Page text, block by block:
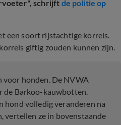
schrijft de politie op
een soort rijstachtige korrels.
giftig zouden kunnen zijn.
voor honden. De NVWA
de Barkoo-kauwbotten.
hond volledig veranderen na
vertellen ze in bovenstaande